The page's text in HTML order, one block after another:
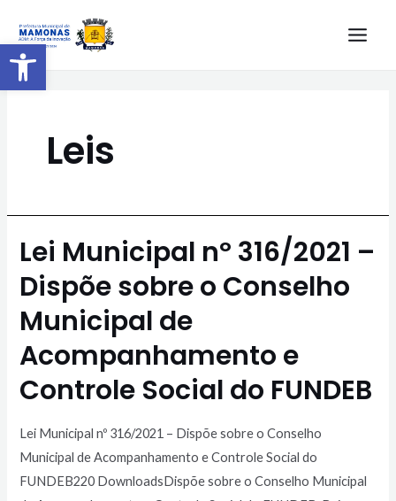
Barra de Ferramentas Aberta
Leis
Lei Municipal nº 316/2021 –
Dispõe sobre o Conselho
Municipal de
Acompanhamento e
Controle Social do FUNDEB
Lei Municipal nº 316/2021 – Dispõe sobre o Conselho
Municipal de Acompanhamento e Controle Social do
FUNDEB220 DownloadsDispõe sobre o Conselho Municipal